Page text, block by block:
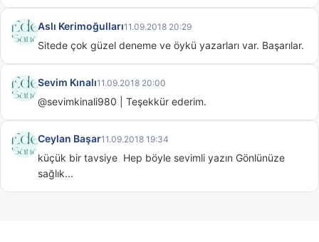
Aslı Kerimoğulları11.09.2018 20:29
Sitede çok güzel deneme ve öykü yazarları var. Başarılar.
Sevim Kınalı11.09.2018 20:00
@sevimkinali980 | Teşekkür ederim.
Ceylan Başar11.09.2018 19:34
küçük bir tavsiye  Hep böyle sevimli yazın Gönlünüze
sağlık...